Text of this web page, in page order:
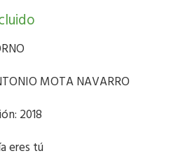
MOTA NAVARRO
2018
eres tú